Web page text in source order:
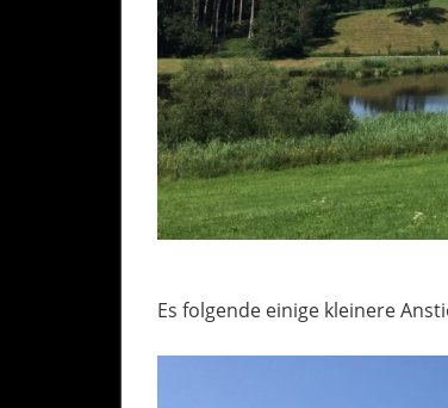
Es folgende einige kleinere